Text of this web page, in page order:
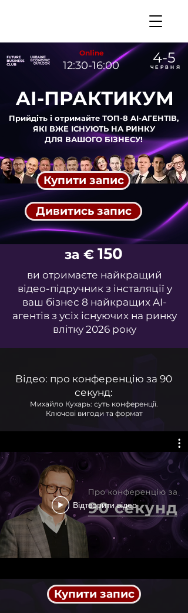
12:30-16:00 ЧЕРВНЯ
4-5
Online
AI-ПРАКТИКУМ
Прийдіть і отримайте ТОП-8 AI-АГЕНТІВ,
ЯКІ ВЖЕ ІСНУЮТЬ НА РИНКУ
ДЛЯ ВАШОГО БІЗНЕСУ!
Купити запис
Дивитись запис
за € 150
ви отримаєте найкращий
відео-підручник з інсталяції у
ваш бізнес 8 найкращих AI-
агентів з усіх існуючих на ринку
влітку 2026 року
Відео: про конференцію за 90
секунд:
Михайло Кухарь: суть конференції.
Ключові вигоди та формат
Відтворити відео
Купити запис